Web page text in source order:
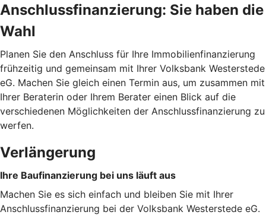
Anschlussfinanzierung: Sie haben die
Wahl
Planen Sie den Anschluss für Ihre Immobilienfinanzierung
frühzeitig und gemeinsam mit Ihrer Volksbank Westerstede
eG. Machen Sie gleich einen Termin aus, um zusammen mit
Ihrer Beraterin oder Ihrem Berater einen Blick auf die
verschiedenen Möglichkeiten der Anschlussfinanzierung zu
werfen.
Verlängerung
Ihre Baufinanzierung bei uns läuft aus
Machen Sie es sich einfach und bleiben Sie mit Ihrer
Anschlussfinanzierung bei der Volksbank Westerstede eG.